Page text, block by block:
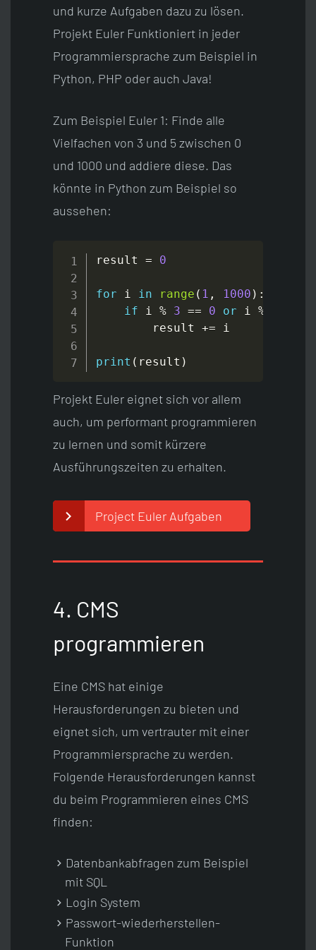
und kurze Aufgaben dazu zu lösen.
Projekt Euler Funktioniert in jeder
Programmiersprache zum Beispiel in
Python, PHP oder auch Java!
Zum Beispiel Euler 1: Finde alle
Vielfachen von 3 und 5 zwischen 0
und 1000 und addiere diese. Das
könnte in Python zum Beispiel so
aussehen:
result = 0
for i in range ( 1 , 1000 ) :
if i % 3 == 0 or i %
        result
+= i
print ( result )
Projekt Euler eignet sich vor allem
auch, um performant programmieren
zu lernen und somit kürzere
Ausführungszeiten zu erhalten.
Project Euler Aufgaben
4. CMS
programmieren
Eine CMS hat einige
Herausforderungen zu bieten und
eignet sich, um vertrauter mit einer
Programmiersprache zu werden.
Folgende Herausforderungen kannst
du beim Programmieren eines CMS
finden:
Datenbankabfragen zum Beispiel
mit SQL
Login System
Passwort-wiederherstellen-
Funktion